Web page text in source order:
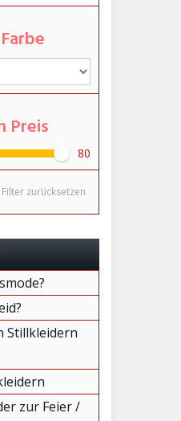
Preis
80
Filter zurücksetzen
Stillkleidern
zur Feier /